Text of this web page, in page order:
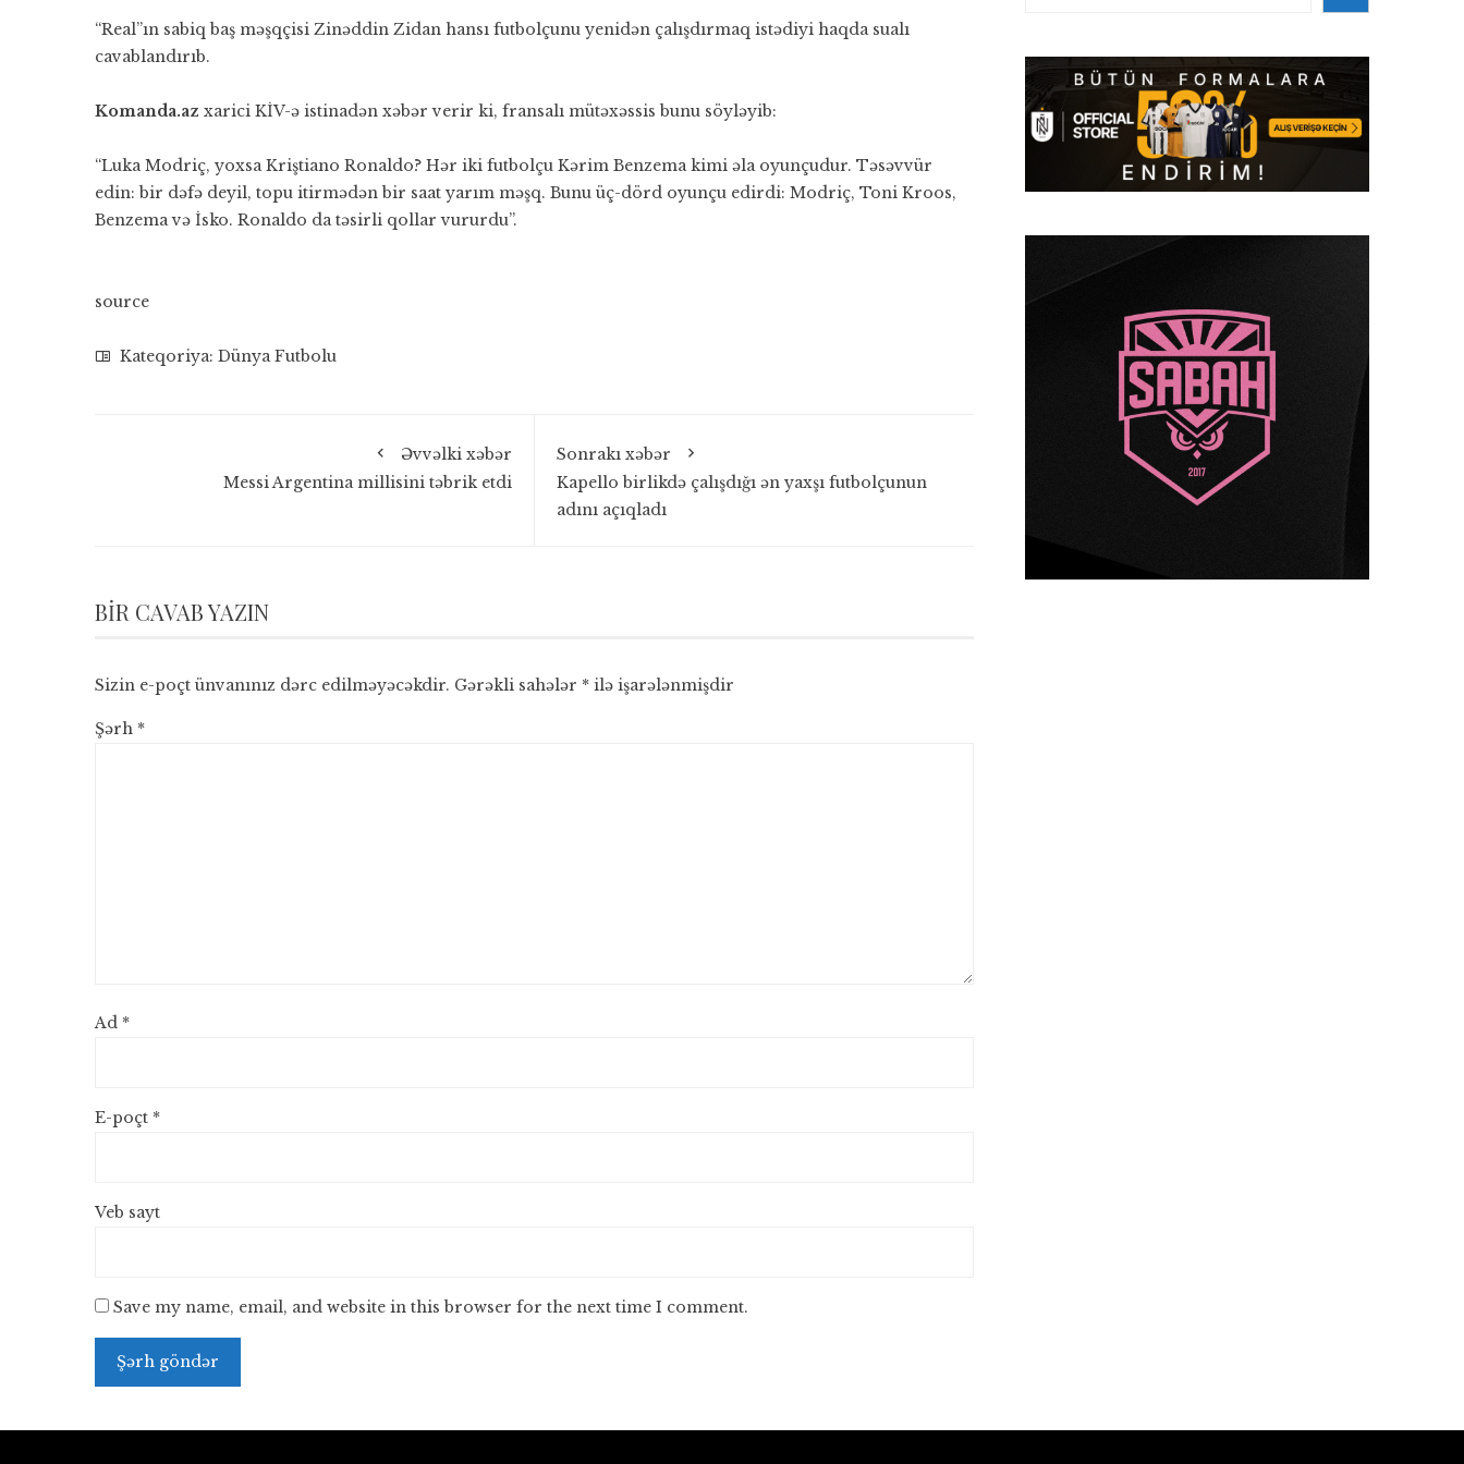
“Real”ın sabiq baş məşqçisi Zinəddin Zidan hansı futbolçunu yenidən çalışdırmaq istədiyi haqda sualı
cavablandırıb.
Komanda.az xarici KİV-ə istinadən xəbər verir ki, fransalı mütəxəssis bunu söyləyib:
“Luka Modriç, yoxsa Kriştiano Ronaldo? Hər iki futbolçu Kərim Benzema kimi əla oyunçudur. Təsəvvür
edin: bir dəfə deyil, topu itirmədən bir saat yarım məşq. Bunu üç-dörd oyunçu edirdi: Modriç, Toni Kroos,
Benzema və İsko. Ronaldo da təsirli qollar vururdu”.
source
Kateqoriya: Dünya Futbolu
Əvvəlki xəbər
Messi Argentina millisini təbrik etdi
Sonrakı xəbər
Kapello birlikdə çalışdığı ən yaxşı futbolçunun
adını açıqladı
BIR CAVAB YAZIN
Sizin e-poçt ünvanınız dərc edilməyəcəkdir. Gərəkli sahələr * ilə işarələnmişdir
Şərh *
Ad *
E-poçt *
Veb sayt
Save my name, email, and website in this browser for the next time I comment.